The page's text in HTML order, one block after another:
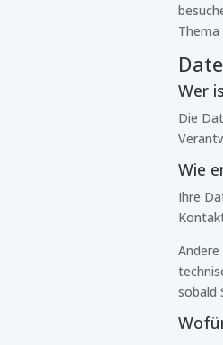
Wer
Die
Wie
Ihre
sobald